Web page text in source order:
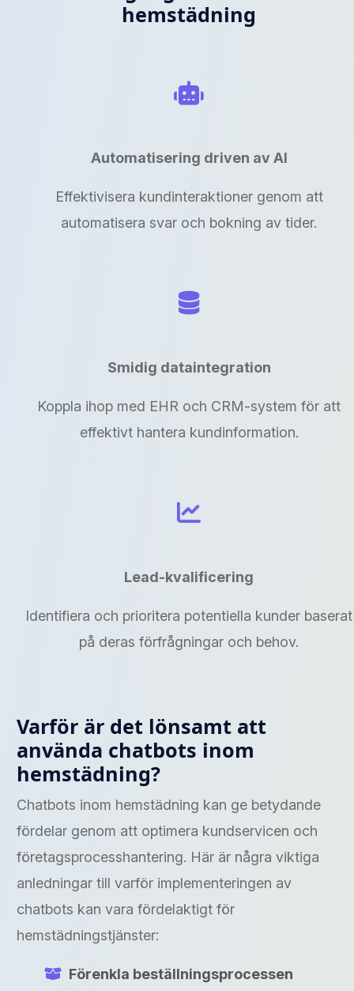
hemstädning
Automatisering driven av AI
Effektivisera kundinteraktioner genom att
automatisera svar och bokning av tider.
Smidig dataintegration
Koppla ihop med EHR och CRM-system för att
effektivt hantera kundinformation.
Lead-kvalificering
Identifiera och prioritera potentiella kunder baserat
på deras förfrågningar och behov.
Varför är det lönsamt att
använda chatbots inom
hemstädning?
Chatbots inom hemstädning kan ge betydande
fördelar genom att optimera kundservicen och
företagsprocesshantering. Här är några viktiga
anledningar till varför implementeringen av
chatbots kan vara fördelaktigt för
hemstädningstjänster:
Förenkla beställningsprocessen